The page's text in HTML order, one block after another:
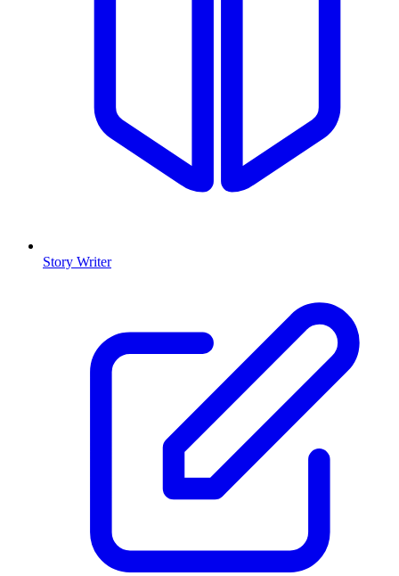
Story Writer